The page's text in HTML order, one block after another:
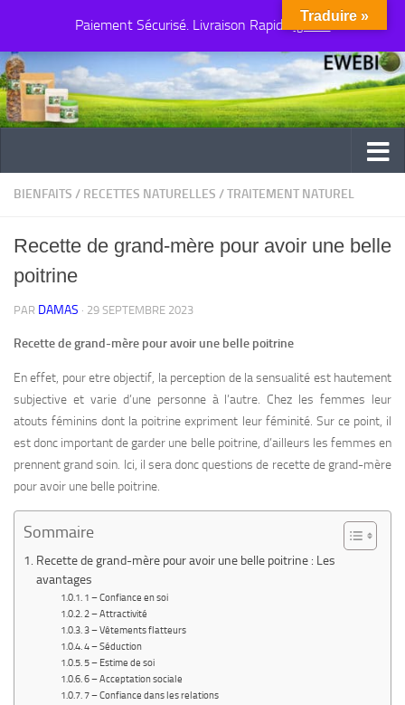
Paiement Sécurisé. Livraison Rapide Ignorer
Au dessous du contenu
BIENFAITS / RECETTES NATURELLES /TRAITEMENT NATUREL
Recette de grand-mère pour avoir une belle
poitrine
PAR DAMAS · 29 SEPTEMBRE 2023
Recette de grand-mère pour avoir une belle poitrine
En effet, pour etre objectif, la perception de la sensualité est hautement
subjective et varie d’une personne à l’autre. Chez les femmes leur
atouts féminins dont la poitrine expriment leur féminité. Sur ce point, il
est donc important de garder une belle poitrine, d’ailleurs les femmes en
prennent grand soin. Ici, il sera donc questions de recette de grand-mère
pour avoir une belle poitrine.
Sommaire
Recette de grand-mère pour avoir une belle poitrine : Les
avantages
1 – Confiance en soi
2 – Attractivité
3 – Vêtements flatteurs
4 – Séduction
5 – Estime de soi
6 – Acceptation sociale
7 – Confiance dans les relations
Traduire »